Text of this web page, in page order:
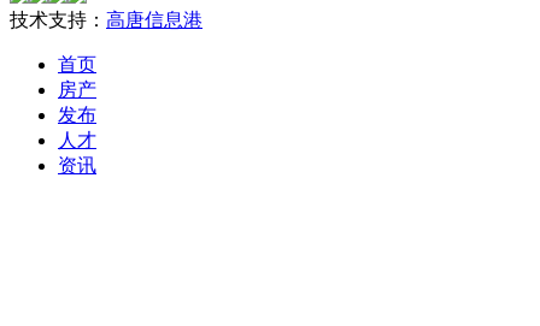
技术支持： 高唐信息港
首页
房产
发布
人才
资讯